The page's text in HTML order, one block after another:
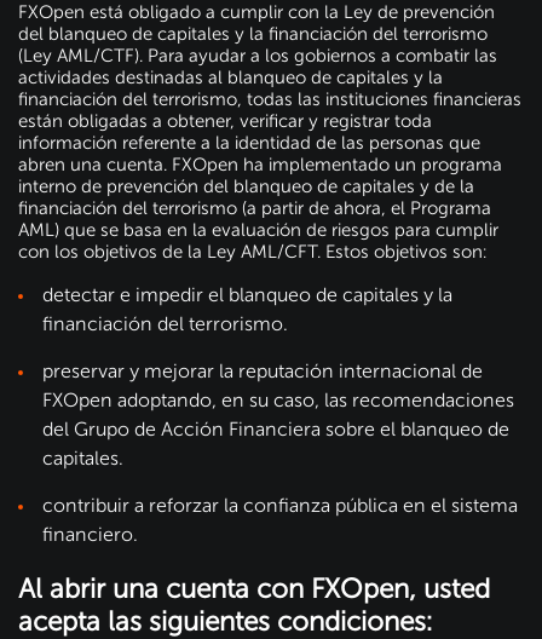
FXOpen está obligado a cumplir con la Ley de prevención
del blanqueo de capitales y la financiación del terrorismo
(Ley AML/CTF). Para ayudar a los gobiernos a combatir las
actividades destinadas al blanqueo de capitales y la
financiación del terrorismo, todas las instituciones financieras
están obligadas a obtener, verificar y registrar toda
información referente a la identidad de las personas que
abren una cuenta. FXOpen ha implementado un programa
interno de prevención del blanqueo de capitales y de la
financiación del terrorismo (a partir de ahora, el Programa
AML) que se basa en la evaluación de riesgos para cumplir
con los objetivos de la Ley AML/CFT. Estos objetivos son:
detectar e impedir el blanqueo de capitales y la
financiación del terrorismo.
preservar y mejorar la reputación internacional de
FXOpen adoptando, en su caso, las recomendaciones
del Grupo de Acción Financiera sobre el blanqueo de
capitales.
contribuir a reforzar la confianza pública en el sistema
financiero.
Al abrir una cuenta con FXOpen, usted
acepta las siguientes condiciones: